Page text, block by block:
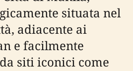
situata nel
adiacente ai
e facilmente
siti iconici come